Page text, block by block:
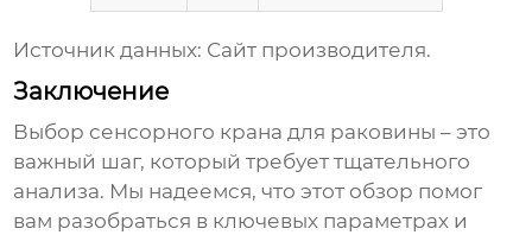
Источник данных: Сайт производителя.
Заключение
Выбор сенсорного крана для раковины – это
важный шаг, который требует тщательного
анализа. Мы надеемся, что этот обзор помог
вам разобраться в ключевых параметрах и